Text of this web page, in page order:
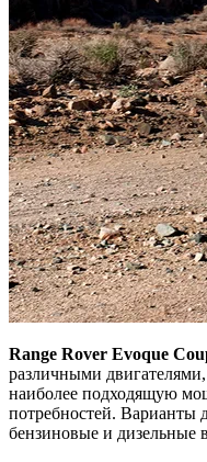
Range Rover Evoque
различными
наиболее подходящую
потребностей. Варианты
бензиновые и дизельные